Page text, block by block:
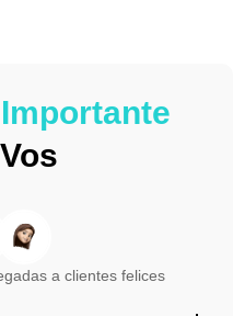
Importante
a clientes felices